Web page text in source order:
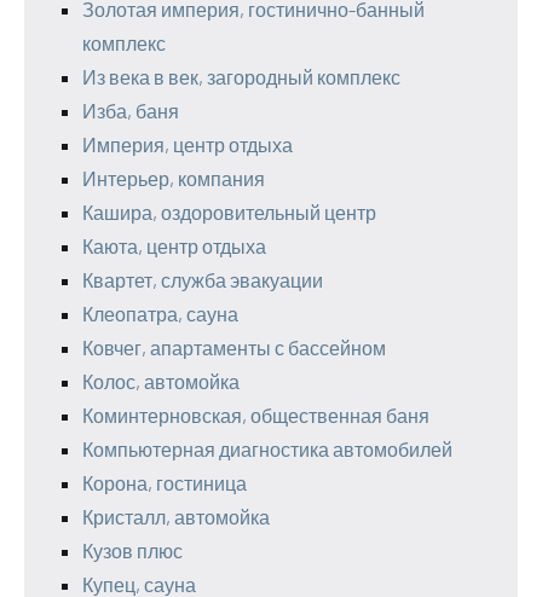
Золотая империя, гостинично-банный
комплекс
Из века в век, загородный комплекс
Изба, баня
Империя, центр отдыха
Интерьер, компания
Кашира, оздоровительный центр
Каюта, центр отдыха
Квартет, служба эвакуации
Клеопатра, сауна
Ковчег, апартаменты с бассейном
Колос, автомойка
Коминтерновская, общественная баня
Компьютерная диагностика автомобилей
Корона, гостиница
Кристалл, автомойка
Кузов плюс
Купец, сауна